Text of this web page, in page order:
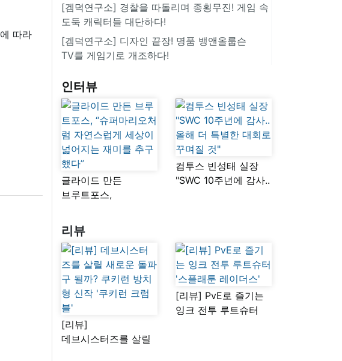
에 따라
[겜덕연구소] 경찰을 따돌리며 종횡무진! 게임 속
도둑 캐릭터들 대단하다!
[겜덕연구소] 디자인 끝장! 명품 뱅앤올룹슨
TV를 게임기로 개조하다!
인터뷰
글라이드 만든
브루트포스,
자연스럽게 세상이
넓어지는 재미를
추구했다”
컴투스 빈성태 실장
"SWC 10주년에 감사..
리뷰
[리뷰]
데브시스터즈를 살릴
[리뷰] PvE로 즐기는
잉크 전투 루트슈터